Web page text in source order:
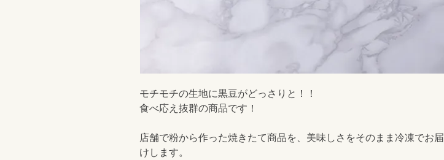
モチモチの生地に黒豆がどっさりと！！
食べ応え抜群の商品です！
店舗で粉から作った焼きたて商品を、美味しさをそのまま冷凍でお届
けします。